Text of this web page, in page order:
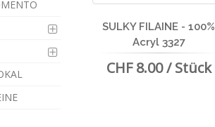
SULKY FILAINE - 100%
Acryl 3327
CHF 8.00 / Stück